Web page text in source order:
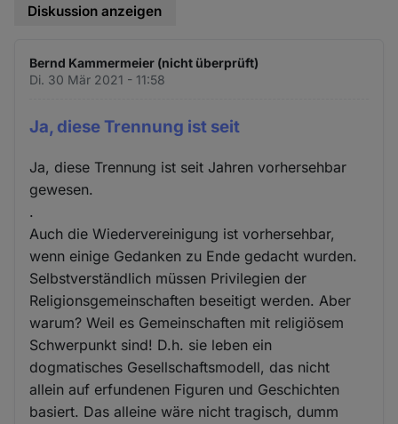
Diskussion anzeigen
Bernd Kammermeier (nicht überprüft)
Di. 30 Mär 2021 - 11:58
Ja, diese Trennung ist seit
Ja, diese Trennung ist seit Jahren vorhersehbar
gewesen.
.
Auch die Wiedervereinigung ist vorhersehbar,
wenn einige Gedanken zu Ende gedacht wurden.
Selbstverständlich müssen Privilegien der
Religionsgemeinschaften beseitigt werden. Aber
warum? Weil es Gemeinschaften mit religiösem
Schwerpunkt sind! D.h. sie leben ein
dogmatisches Gesellschaftsmodell, das nicht
allein auf erfundenen Figuren und Geschichten
basiert. Das alleine wäre nicht tragisch, dumm